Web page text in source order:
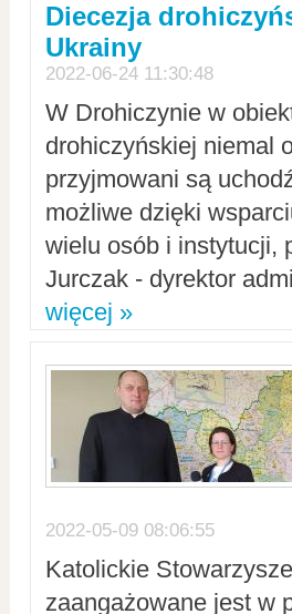
Diecezja
Ukrainy
2022-06-24 11:30:48
W Drohiczynie w
drohiczyńskiej niemal
przyjmowani są
możliwe dzięki
wielu osób i instytucji,
Jurczak - dyrektor
więcej »
2022-05-09 08:06:55
Katolickie
zaangażowane jest w